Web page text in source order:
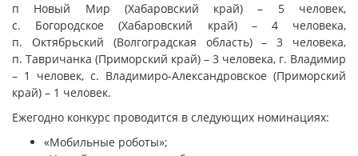
п Новый Мир (Хабаровский край) – 5 человек,
с. Богородское (Хабаровский край) – 4 человека,
п. Октябрьский (Волгоградская область) – 3 человека,
п. Тавричанка (Приморский край) – 3 человека, г. Владимир
– 1 человек, с. Владимиро-Александровское (Приморский
край) – 1 человек.
Ежегодно конкурс проводится в следующих номинациях:
«Мобильные роботы»;